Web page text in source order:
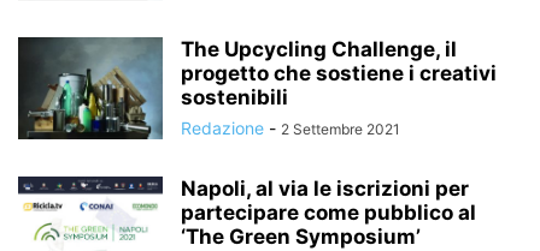
The Upcycling Challenge, il
progetto che sostiene i creativi
sostenibili
Redazione - 2 Settembre 2021
Napoli, al via le iscrizioni per
partecipare come pubblico al
‘The Green Symposium’